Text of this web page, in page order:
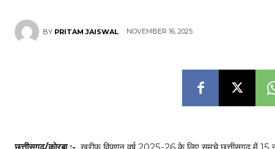
BY PRITAM JAISWAL NOVEMBER 16, 2025